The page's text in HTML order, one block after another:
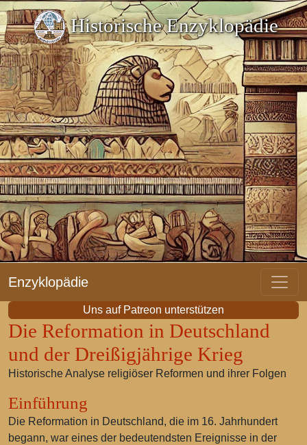
Historische Enzyklopädie
Enzyklopädie
Uns auf Patreon unterstützen
Die Reformation in Deutschland
und der Dreißigjährige Krieg
Historische Analyse religiöser Reformen und ihrer Folgen
Einführung
Die Reformation in Deutschland, die im 16. Jahrhundert
begann, war eines der bedeutendsten Ereignisse in der